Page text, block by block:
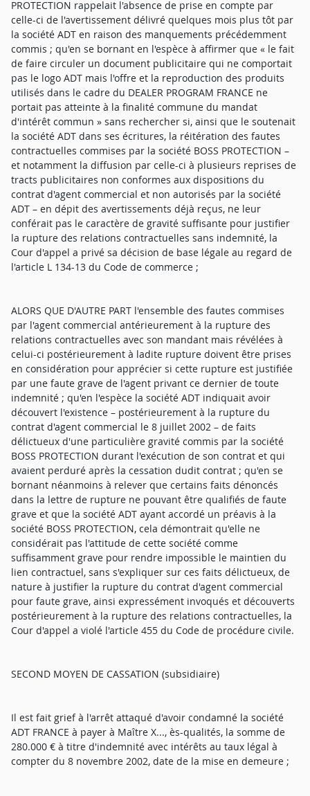
PROTECTION rappelait l'absence de prise en compte par
celle-ci de l'avertissement délivré quelques mois plus tôt par
la société ADT en raison des manquements précédemment
commis ; qu'en se bornant en l'espèce à affirmer que « le fait
de faire circuler un document publicitaire qui ne comportait
pas le logo ADT mais l'offre et la reproduction des produits
utilisés dans le cadre du DEALER PROGRAM FRANCE ne
portait pas atteinte à la finalité commune du mandat
d'intérêt commun » sans rechercher si, ainsi que le soutenait
la société ADT dans ses écritures, la réitération des fautes
contractuelles commises par la société BOSS PROTECTION –
et notamment la diffusion par celle-ci à plusieurs reprises de
tracts publicitaires non conformes aux dispositions du
contrat d'agent commercial et non autorisés par la société
ADT – en dépit des avertissements déjà reçus, ne leur
conférait pas le caractère de gravité suffisante pour justifier
la rupture des relations contractuelles sans indemnité, la
Cour d'appel a privé sa décision de base légale au regard de
l'article L 134-13 du Code de commerce ;
ALORS QUE D'AUTRE PART l'ensemble des fautes commises
par l'agent commercial antérieurement à la rupture des
relations contractuelles avec son mandant mais révélées à
celui-ci postérieurement à ladite rupture doivent être prises
en considération pour apprécier si cette rupture est justifiée
par une faute grave de l'agent privant ce dernier de toute
indemnité ; qu'en l'espèce la société ADT indiquait avoir
découvert l'existence – postérieurement à la rupture du
contrat d'agent commercial le 8 juillet 2002 – de faits
délictueux d'une particulière gravité commis par la société
BOSS PROTECTION durant l'exécution de son contrat et qui
avaient perduré après la cessation dudit contrat ; qu'en se
bornant néanmoins à relever que certains faits dénoncés
dans la lettre de rupture ne pouvant être qualifiés de faute
grave et que la société ADT ayant accordé un préavis à la
société BOSS PROTECTION, cela démontrait qu'elle ne
considérait pas l'attitude de cette société comme
suffisamment grave pour rendre impossible le maintien du
lien contractuel, sans s'expliquer sur ces faits délictueux, de
nature à justifier la rupture du contrat d'agent commercial
pour faute grave, ainsi expressément invoqués et découverts
postérieurement à la rupture des relations contractuelles, la
Cour d'appel a violé l'article 455 du Code de procédure civile.
SECOND MOYEN DE CASSATION (subsidiaire)
Il est fait grief à l'arrêt attaqué d'avoir condamné la société
ADT FRANCE à payer à Maître X..., ès-qualités, la somme de
280.000 € à titre d'indemnité avec intérêts au taux légal à
compter du 8 novembre 2002, date de la mise en demeure ;